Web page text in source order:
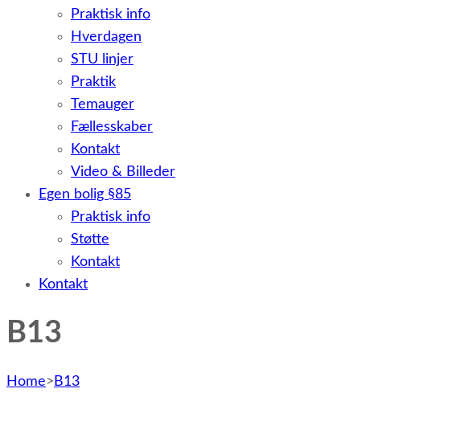
Praktisk info
Hverdagen
STU linjer
Praktik
Temauger
Fællesskaber
Kontakt
Video & Billeder
Egen bolig §85
Praktisk info
Støtte
Kontakt
Kontakt
B13
Home> B13